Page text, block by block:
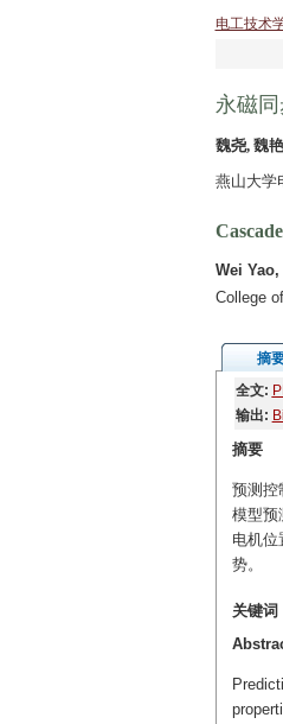
电工技术
永磁
魏尧, 魏
燕山大学
Wei
College
摘
全文:
输出:
摘要
预测控
模型预
电机位
势。
关键词